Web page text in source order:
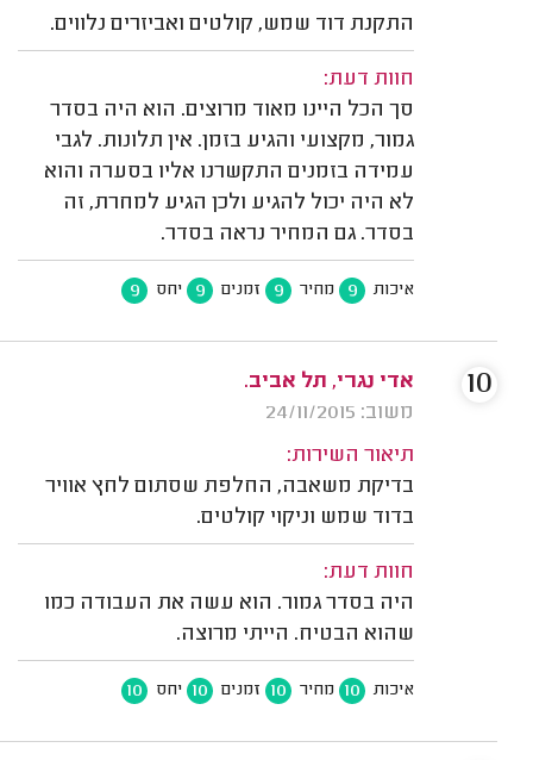
התקנת דוד שמש, קולטים ואביזרים נלווים.
חוות דעת:
סך הכל היינו מאוד מרוצים. הוא היה בסדר
גמור, מקצועי והגיע בזמן. אין תלונות. לגבי
עמידה בזמנים התקשרנו אליו בסערה והוא
לא היה יכול להגיע ולכן הגיע למחרת, זה
בסדר. גם המחיר נראה בסדר.
איכות 9 מחיר 9 זמנים 9 יחס 9
אדי נגרי, תל אביב.
משוב: 24/11/2015
תיאור השירות:
בדיקת משאבה, החלפת שסתום לחץ אוויר
בדוד שמש וניקוי קולטים.
חוות דעת:
היה בסדר גמור. הוא עשה את העבודה כמו
שהוא הבטיח. הייתי מרוצה.
איכות 10 מחיר 10 זמנים 10 יחס 10
10